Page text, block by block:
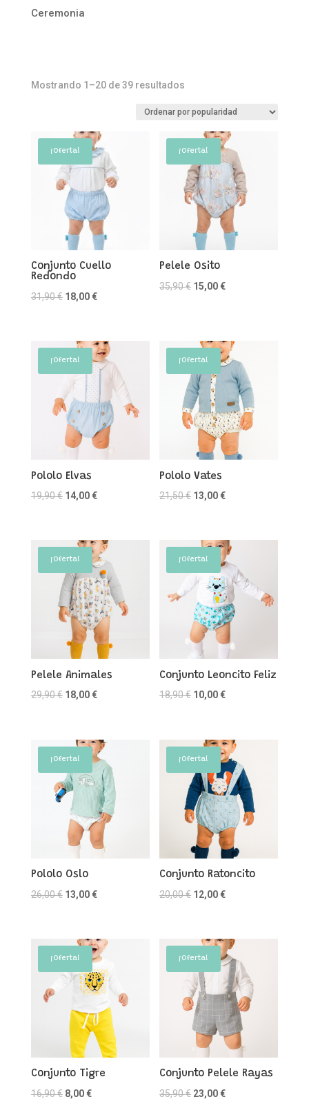
Ceremonia
Mostrando 1–20 de 39 resultadosOrdenado
popularidad
¡Oferta!
Conjunto Cuello
Redondo
31,90€ El
era:
31,90 €.
18,00€El
es:
18,00 €.
¡Oferta!
Pelele Osito
35,90€ El
era:
35,90 €.
15,00€El
es:
15,00 €.
¡Oferta!
Pololo Elvas
19,90€ El
era:
19,90 €.
14,00€El
es:
14,00 €.
¡Oferta!
Pololo Vates
21,50€ El
era:
21,50 €.
13,00€El
es:
13,00 €.
¡Oferta!
Pelele Animales
29,90€ El
era:
29,90 €.
18,00€El
es:
18,00 €.
¡Oferta!
Conjunto Leoncito Feliz
18,90€ El
era:
18,90 €.
10,00€El
es:
10,00 €.
¡Oferta!
Pololo Oslo
26,00€ El
era:
26,00 €.
13,00€El
es:
13,00 €.
¡Oferta!
Conjunto Ratoncito
20,00€ El
era:
20,00 €.
12,00€El
es:
12,00 €.
¡Oferta!
Conjunto Tigre
16,90€ El
8,00€El
¡Oferta!
Conjunto Pelele Rayas
35,90€ El
23,00€El